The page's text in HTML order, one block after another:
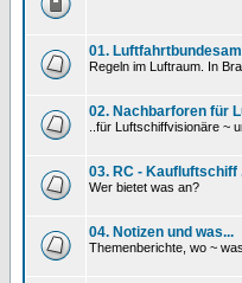
01.
Regeln im Luftraum. In
02. Nachbarforen für
..für Luftschiffvisionäre ~
03. RC - Kaufluftschiff
Wer bietet was an?
04. Notizen und was...
Themenberichte, wo ~